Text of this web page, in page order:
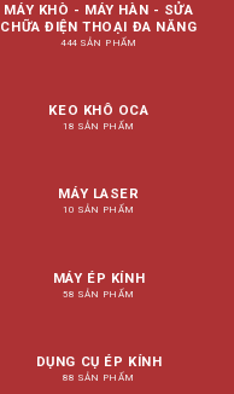
MÁY KHÒ - MÁY HÀN - SỬA
CHỮA ĐIỆN THOẠI ĐA NĂNG
444 SẢN PHẨM
KEO KHÔ OCA
18 SẢN PHẨM
MÁY LASER
10 SẢN PHẨM
MÁY ÉP KÍNH
58 SẢN PHẨM
DỤNG CỤ ÉP KÍNH
88 SẢN PHẨM